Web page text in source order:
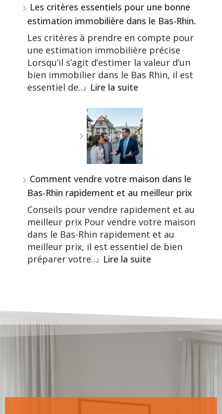
Les critères essentiels pour une bonne
estimation immobilière dans le Bas-Rhin.
Les critères à prendre en compte pour
une estimation immobilière précise
Lorsqu’il s’agit d’estimer la valeur d’un
bien immobilier dans le Bas Rhin, il est
essentiel de… Lire la suite
Comment vendre votre maison dans le
Bas-Rhin rapidement et au meilleur prix
Conseils pour vendre rapidement et au
meilleur prix Pour vendre votre maison
dans le Bas-Rhin rapidement et au
meilleur prix, il est essentiel de bien
préparer votre… Lire la suite